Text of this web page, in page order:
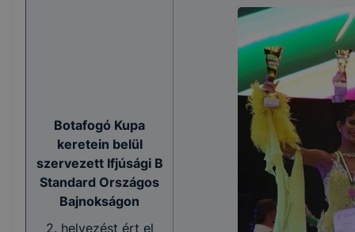
Botafogó Kupa
keretein belül
szervezett Ifjúsági B
Standard Országos
Bajnokságon
2. helyezést ért el